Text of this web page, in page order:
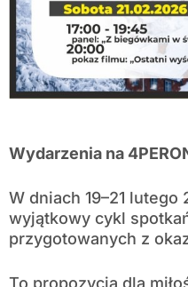
Wydarzenia na
W dniach 19–21
wyjątkowy cykl
przygotowanych z
To propozycja dla